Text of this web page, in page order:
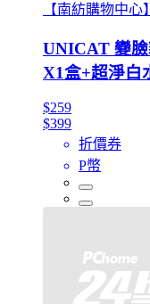
【南紡購物中心】
UNICAT 變
X1盒+超淨白
$259
$399
折價券
P幣